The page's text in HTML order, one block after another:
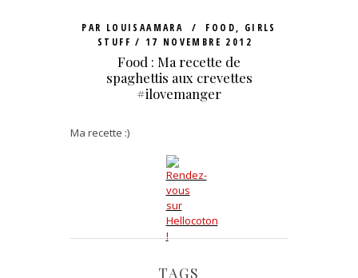
PAR LOUISAAMARA FOOD, GIRLS
STUFF
17 NOVEMBRE 2012
Food : Ma recette de
spaghettis aux crevettes
#ilovemanger
Ma recette :)
TAGS